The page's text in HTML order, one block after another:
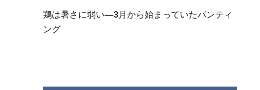
鶏は暑さに弱い―3月から始まっていたパンティ
ング